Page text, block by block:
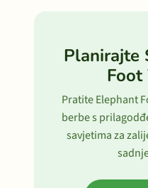
Planirajte
Foot
Pratite Elephant
berbe s
savjetima za